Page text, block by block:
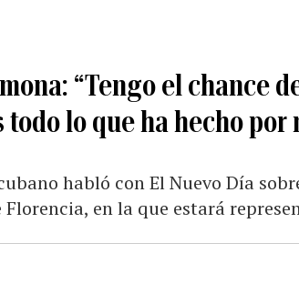
“Tengo el chance
lo que ha hecho por
habló con El Nuevo Día
en la que estará